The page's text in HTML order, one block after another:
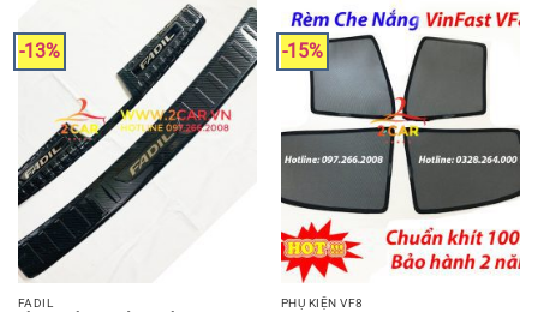
-13%
FADIL
-15%
PHỤ KIỆN VF8